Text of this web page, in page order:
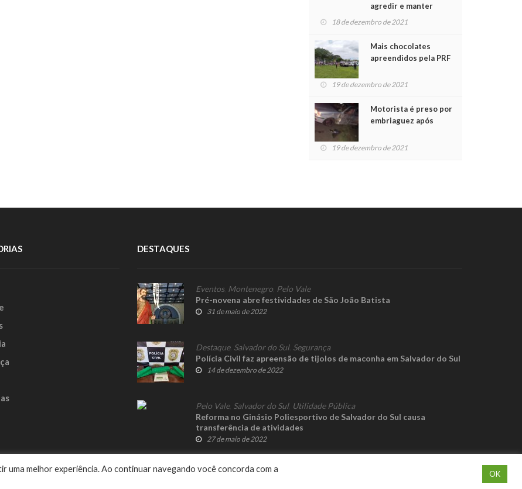
agredir e manter
mulher em cárcere
18 de dezembro de 2021
Mais chocolates
apreendidos pela PRF
crianças no Natal
19 de dezembro de 2021
Motorista é preso por
embriaguez após
feridos
19 de dezembro de 2021
DESTAQUES
Eventos, Montenegro Pelo Vale
Pré-novena abre festividades de São João Batista
31 de maio de 2022
Destaque, Salvador do Sul, Segurança
Polícia Civil faz apreensão de tijolos de maconha em Salvador do Sul
14 de dezembro de 2022
Pelo Vale, Salvador do Sul, Utilidade Pública
Reforma no Ginásio Poliesportivo de Salvador do Sul causa
transferência de atividades
27 de maio de 2022
melhor experiência. Ao continuar navegando você concorda com a
OK